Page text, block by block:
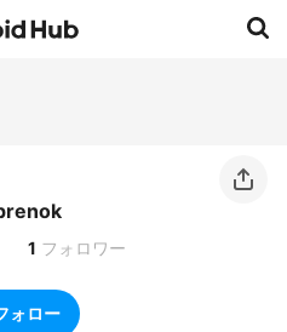
1 フォロワー
ォロー